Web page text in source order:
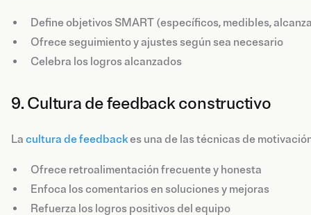
Define objetivos SMART (específicos, medibles,
Ofrece seguimiento y ajustes según sea necesario
Celebra los logros alcanzados
9. Cultura de feedback constructivo
La cultura de feedbackes una de las técnicas de
Ofrece retroalimentación frecuente y honesta
Enfoca los comentarios en soluciones y mejoras
Refuerza los logros positivos del equipo